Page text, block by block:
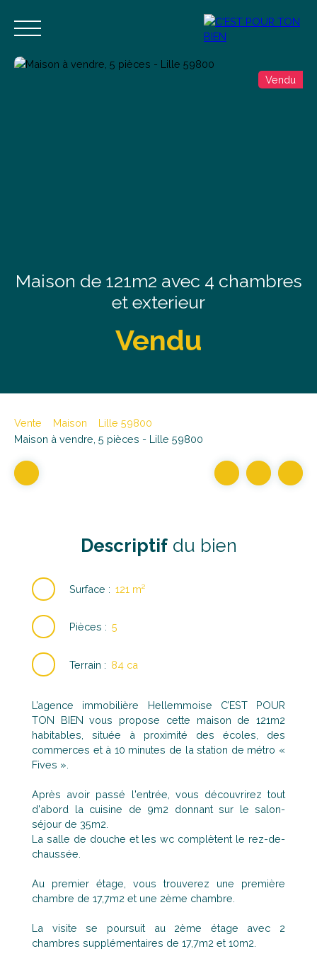
Vendu
Maison de 121m2 avec 4 chambres
et exterieur
Vendu
Vente Maison
Lille 59800
Maison à vendre, 5 pièces - Lille 59800
Descriptifdu bien
Surface : 121 m²
Pièces : 5
Terrain : 84 ca
L’agence immobilière Hellemmoise C’EST POUR
TON BIEN vous propose cette maison de 121m2
habitables, située à proximité des écoles, des
commerces et à 10 minutes de la station de métro «
Fives ».
Après avoir passé l'entrée, vous découvrirez tout
d'abord la cuisine de 9m2 donnant sur le salon-
séjour de 35m2.
La salle de douche et les wc complètent le rez-de-
chaussée.
Au premier étage, vous trouverez une première
chambre de 17,7m2 et une 2ème chambre.
La visite se poursuit au 2ème étage avec 2
chambres supplémentaires de 17,7m2 et 10m2.